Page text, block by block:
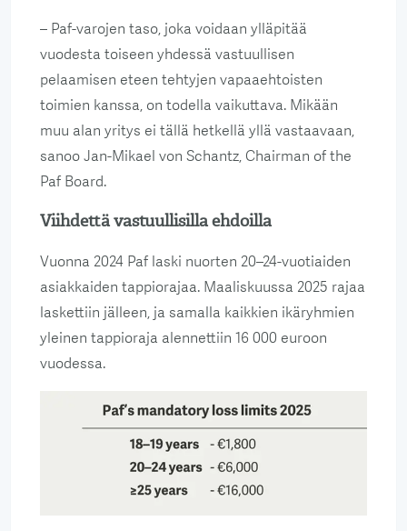
– Paf-varojen taso, joka voidaan ylläpitää
vuodesta toiseen yhdessä vastuullisen
pelaamisen eteen tehtyjen vapaaehtoisten
toimien kanssa, on todella vaikuttava. Mikään
muu alan yritys ei tällä hetkellä yllä vastaavaan,
sanoo Jan-Mikael von Schantz, Chairman of the
Paf Board.
Viihdettä vastuullisilla ehdoilla
Vuonna 2024 Paf laski nuorten 20–24-vuotiaiden
asiakkaiden tappiorajaa. Maaliskuussa 2025 rajaa
laskettiin jälleen, ja samalla kaikkien ikäryhmien
yleinen tappioraja alennettiin 16 000 euroon
vuodessa.